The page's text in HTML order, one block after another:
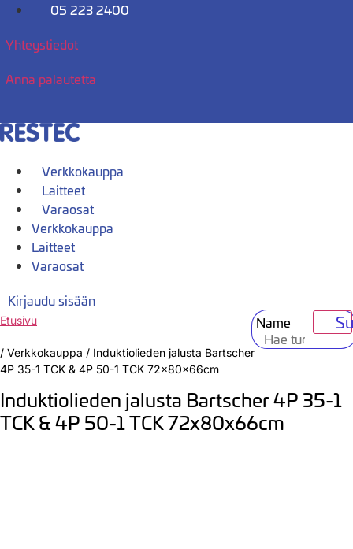
Mene
05 223 2400
Yhteystiedot
Anna palautetta
Verkkokauppa
Laitteet
Varaosat
Verkkokauppa
Laitteet
Varaosat
Kirjaudu sisään
Name
Etusivu
/ Verkkokauppa / Induktiolieden jalusta Bartscher
4P 35-1 TCK & 4P 50-1 TCK 72x80x66cm
Induktiolieden jalusta Bartscher 4P 35-1
TCK & 4P 50-1 TCK 72x80x66cm